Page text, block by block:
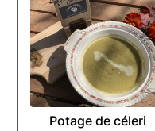
Potage de céleri